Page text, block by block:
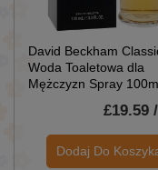
David Beckham
Woda Toaletowa dla
Mężczyzn Spray
£19.59
Dodaj Do